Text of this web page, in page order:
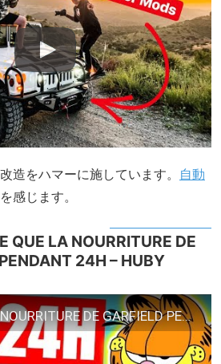
造をハマーに施しています。 自動
感じます。
QUE LA NOURRITURE DE
24H – HUBY
JE MANGE QUE LA NOURRITURE DE GARFIELD PENDANT 24H – HUBY